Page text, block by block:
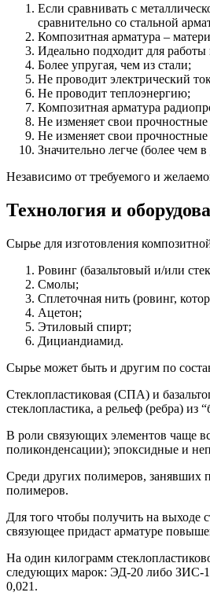
Если сравнивать с
сравнительно со стальной
Композитная арматура –
Идеально подходит для работы
Более упругая, чем из стали;
Не проводит электрический
Не проводит теплоэнергию;
Композитная арматура
Не изменяет свои
Не изменяет свои
Значительно легче (более чем
Независимо от требуемого и
Технология и
Сырье для изготовления
Ровинг (базальтовый и/или
Смолы;
Сплеточная нить (ровинг,
Ацетон;
Этиловый спирт;
Дициандиамид.
Сырье может быть и другим по
Стеклопластиковая (СПА) и
стеклопластика, а рельеф (ребра) из
В роли связующих элементов чаще
поликонденсации); эпоксидные и
Среди других полимеров, занявших
полимеров.
Для того чтобы получить на выходе
связующее придаст арматуре
На один килограмм
следующих марок: ЭД-20 либо ЗИС-1;
0,021.